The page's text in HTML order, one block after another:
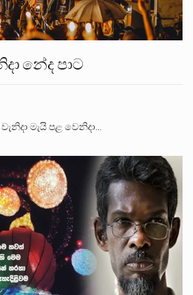
නේද පාට
මැයි පළ වෙනිදා…